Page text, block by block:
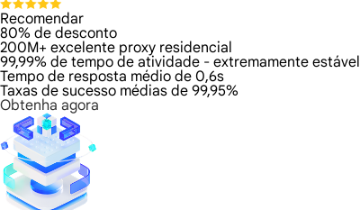
Recomendar
80% de desconto
200M+ excelente proxy residencial
99,99% de tempo de atividade - extremamente estável
Tempo de resposta médio de 0,6s
Taxas de sucesso médias de 99,95%
Obtenha agora